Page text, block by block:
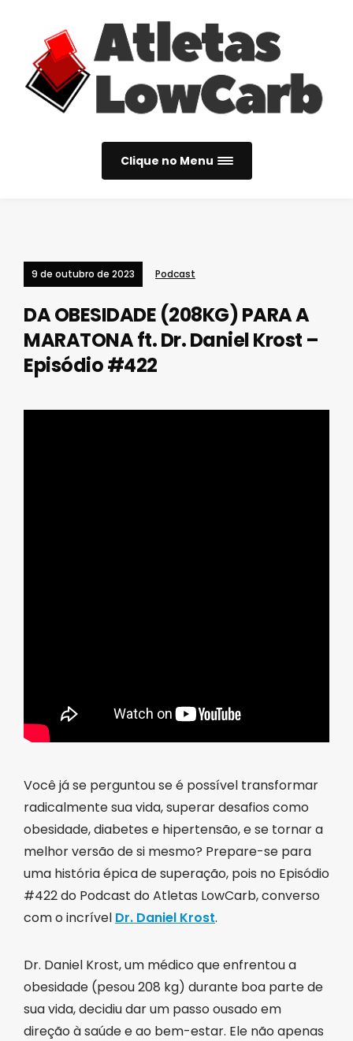
Clique no Menu
9 de outubro de 2023 Podcast
DA OBESIDADE (208KG) PARA A
MARATONA ft. Dr. Daniel Krost –
Episódio #422
Você já se perguntou se é possível transformar
radicalmente sua vida, superar desafios como
obesidade, diabetes e hipertensão, e se tornar a
melhor versão de si mesmo? Prepare-se para
uma história épica de superação, pois no Episódio
#422 do Podcast do Atletas LowCarb, converso
com o incrível Dr. Daniel Krost.
Dr. Daniel Krost, um médico que enfrentou a
obesidade (pesou 208 kg) durante boa parte de
sua vida, decidiu dar um passo ousado em
direção à saúde e ao bem-estar. Ele não apenas